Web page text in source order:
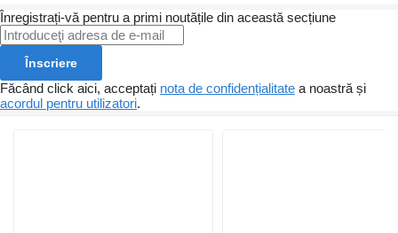
Înregistrați-vă pentru a primi noutățile din această secțiune
Înscriere
Făcând click aici, acceptați nota de confidențialitate a noastră și
acordul pentru utilizatori.